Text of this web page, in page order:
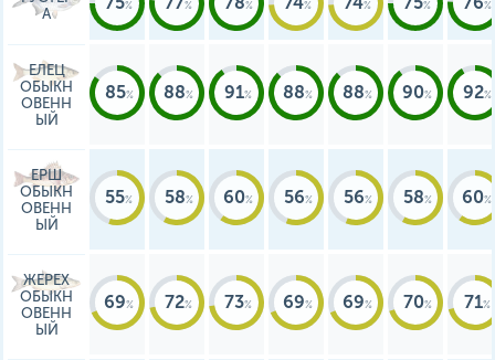
А
ЕЛЕЦ
ОБЫКН
ОВЕНН
ЫЙ
85 88 91 88 88 90 92
ЕРШ
ОБЫКН
ОВЕНН
ЫЙ
55 58 60 56 56 58 60
ЖЕРЕХ
ОБЫКН
ОВЕНН
ЫЙ
69 72 73 69 69 70 71